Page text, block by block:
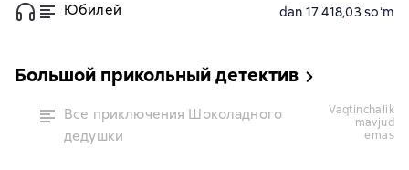
Юбилей dan 17 418,03 soʻm
Большой прикольный детектив
Все приключения Шоколадного
дедушки
vaqtinchalik
mavjud
emas